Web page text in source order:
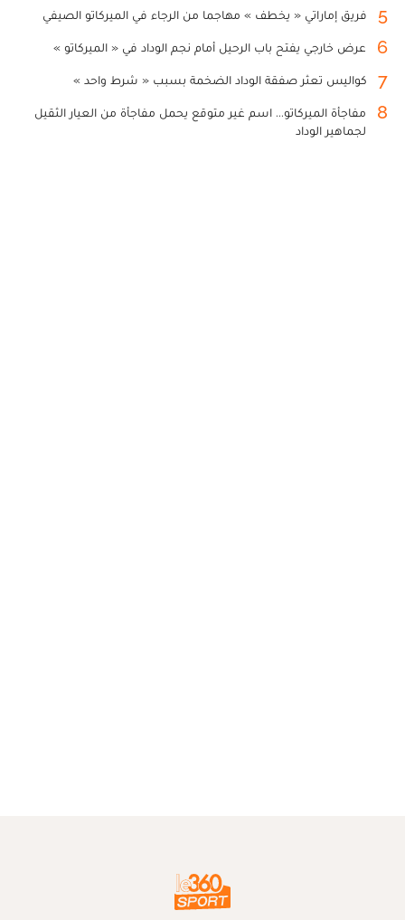
5 فريق إماراتي « يخطف » مهاجما من الرجاء في الميركاتو الصيفي
6 عرض خارجي يفتح باب الرحيل أمام نجم الوداد في « الميركاتو »
7 كواليس تعثر صفقة الوداد الضخمة بسبب « شرط واحد »
8
مفاجأة الميركاتو... اسم غير متوقع يحمل مفاجأة من العيار الثقيل
لجماهير الوداد